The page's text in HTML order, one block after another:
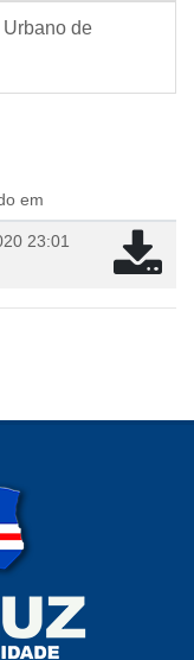
de
em
23:01